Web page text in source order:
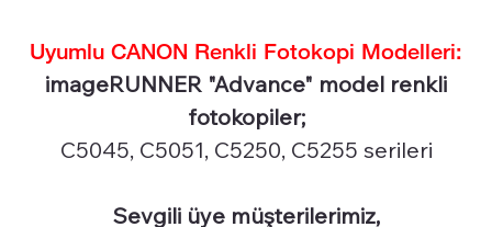
Uyumlu CANON Renkli Fotokopi Modelleri:
imageRUNNER "Advance" model renkli
fotokopiler;
C5045, C5051, C5250, C5255 serileri
Sevgili üye müşterilerimiz,